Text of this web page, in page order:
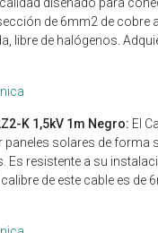
de 6mm2 de cobre
libre de halógenos.
K 1,5kV 1m Negro: El
solares de forma
Es resistente a su
de este cable es de